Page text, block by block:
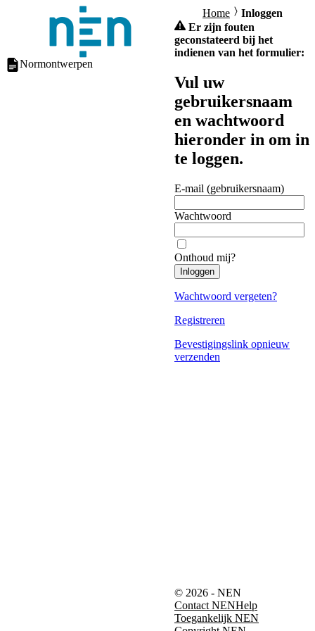
Normontwerpen
Home
Inloggen
Er zijn fouten
geconstateerd bij het
indienen van het formulier:
Vul uw
gebruikersnaam
en wachtwoord
hieronder in om in
te loggen.
E-mail (gebruikersnaam)
Wachtwoord
Onthoud mij?
Inloggen
Wachtwoord vergeten?
Registreren
Bevestigingslink opnieuw
verzenden
© 2026 - NEN
Contact NENHelp
Toegankelijk NEN